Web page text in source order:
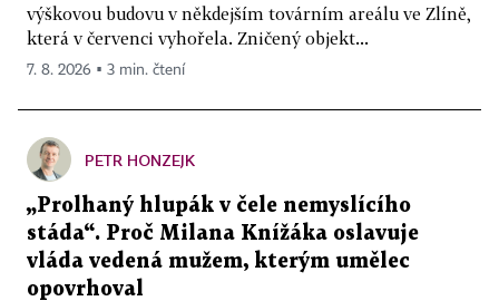
výškovou budovu v někdejším továrním areálu ve Zlíně,
která v červenci vyhořela. Zničený objekt...
7. 8. 2026 ▪ 3 min. čtení
PETR HONZEJK
„Prolhaný hlupák v čele nemyslícího
stáda“. Proč Milana Knížáka oslavuje
vláda vedená mužem, kterým umělec
opovrhoval